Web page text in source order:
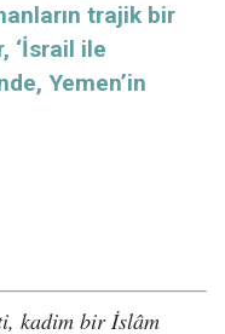
trajik bir
‘İsrail ile
Yemen’in
kadim bir İslâm